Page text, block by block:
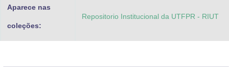
Aparece nas
coleções:
Repositorio Institucional da UTFPR - RIUT